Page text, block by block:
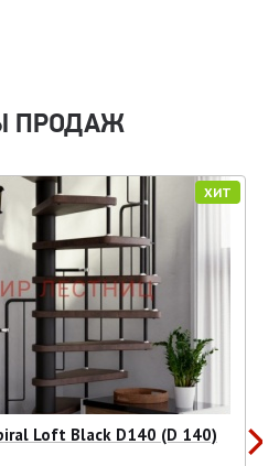
ПРОДАЖ
ХИТ
Loft Black D140 (D 140)